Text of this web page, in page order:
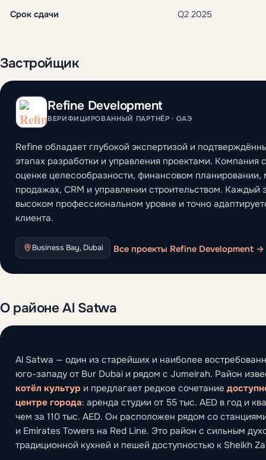
Срок сдачи Q2 2025
Застройщик
Refine Development
ВЕРИФИЦИРОВАННЫЙ ПАРТНЁР · ОАЭ
Refine обладает глубокой экспертизой и
этапах разработки и управления проектами. Компания
оценке целесообразности, финансовом планировании,
продажах, CRM и управлении строительством. Каждый
высоком профессиональном уровне и точно
клиента.
Business Bay, Dubai Все проекты Refine Development →
О районе Al Satwa
Al Satwa — один из старейших и наиболее
юго-западу от Bur Dubai и рядом с Jumeirah. Район
котёл культур и предлагает редкое сочетание
центре города: аренда студии от 55 тыс. AED в год и
чем за 110 тыс. AED. Он расположен рядом со
и Emirates Towers на Red Line. Это район с сильным
традиционной кухней и пешей доступностью к Sheikh